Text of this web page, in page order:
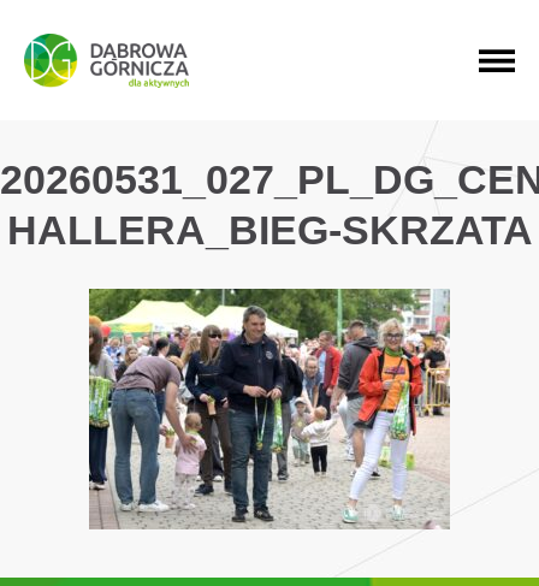
PRZEJDŹ DO MENU GŁÓWNEGO
PRZEJDŹ DO WYSZUKIWARKI
PRZEJDŹ DO TREŚCI
HALLERA_BIEG-SKRZATA